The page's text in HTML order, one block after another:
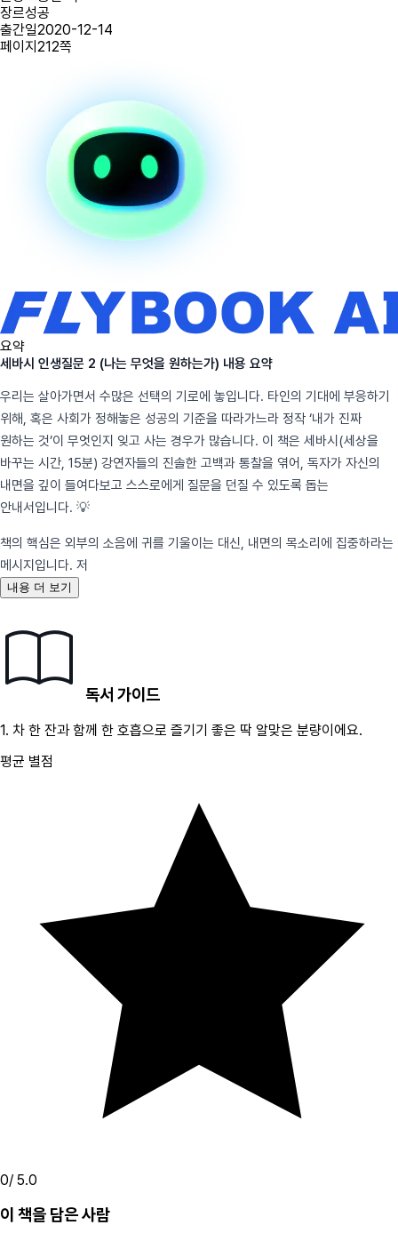
장르성공
출간일2020-12-14
페이지 212쪽
요약
세바시 인생질문 2 (나는 무엇을 원하는가) 내용 요약
우리는 살아가면서 수많은 선택의 기로에 놓입니다. 타인의 기대에 부응하기
위해, 혹은 사회가 정해놓은 성공의 기준을 따라가느라 정작 ‘내가 진짜
원하는 것’이 무엇인지 잊고 사는 경우가 많습니다. 이 책은 세바시(세상을
바꾸는 시간, 15분) 강연자들의 진솔한 고백과 통찰을 엮어, 독자가 자신의
내면을 깊이 들여다보고 스스로에게 질문을 던질 수 있도록 돕는
안내서입니다. 💡
책의 핵심은 외부의 소음에 귀를 기울이는 대신, 내면의 목소리에 집중하라는
메시지입니다. 저
내용 더 보기
독서 가이드
1. 차 한 잔과 함께 한 호흡으로 즐기기 좋은 딱 알맞은 분량이에요.
평균 별점
0/ 5.0
이 책을 담은 사람